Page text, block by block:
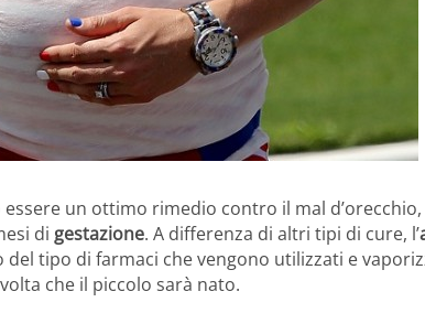
essere un ottimo rimedio contro il mal
di gestazione. A differenza di altri tipi di cure, l’
tipo di farmaci che vengono utilizzati e
che il piccolo sarà nato.